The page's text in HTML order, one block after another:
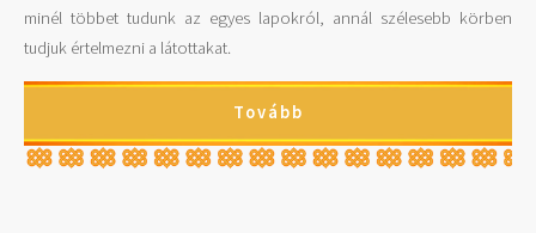
minél többet tudunk az egyes lapokról, annál szélesebb körben
tudjuk értelmezni a látottakat.
Tovább